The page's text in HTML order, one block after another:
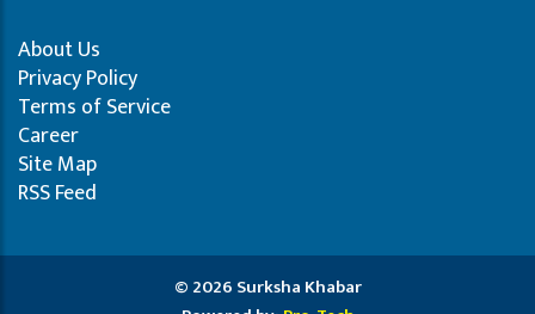
About Us
Privacy Policy
Terms of Service
Career
Site Map
RSS Feed
© 2026 Surksha Khabar